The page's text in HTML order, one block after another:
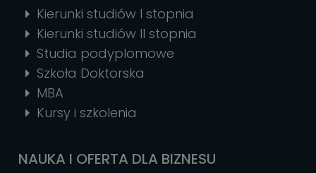
Kierunki studiów I stopnia
Kierunki studiów II stopnia
Studia podyplomowe
Szkoła Doktorska
MBA
Kursy i szkolenia
NAUKA I OFERTA DLA BIZNESU